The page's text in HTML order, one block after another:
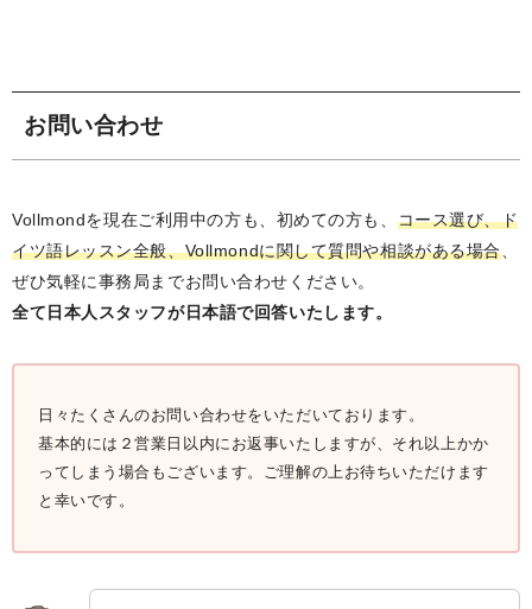
お問い合わせ
Vollmondを現在ご利用中の方も、初めての方も、 コース選び、ド
イツ語レッスン全般、Vollmondに関して質問や相談がある場合、
ぜひ気軽に事務局までお問い合わせください。
全て日本人スタッフが日本語で回答いたします。
日々たくさんのお問い合わせをいただいております。
基本的には２営業日以内にお返事いたしますが、それ以上かか
ってしまう場合もございます。ご理解の上お待ちいただけます
と幸いです。